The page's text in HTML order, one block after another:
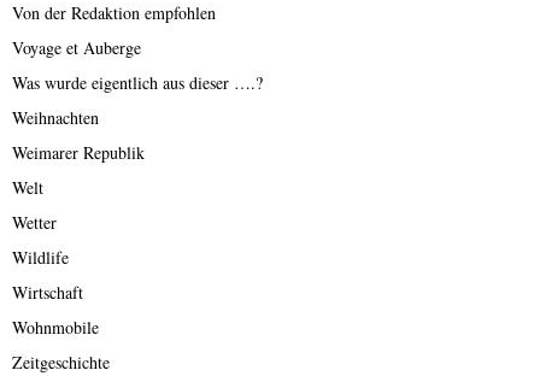
Von der Redaktion empfohlen
Voyage et Auberge
Was wurde eigentlich aus dieser ….?
Weihnachten
Weimarer Republik
Welt
Wetter
Wildlife
Wirtschaft
Wohnmobile
Zeitgeschichte